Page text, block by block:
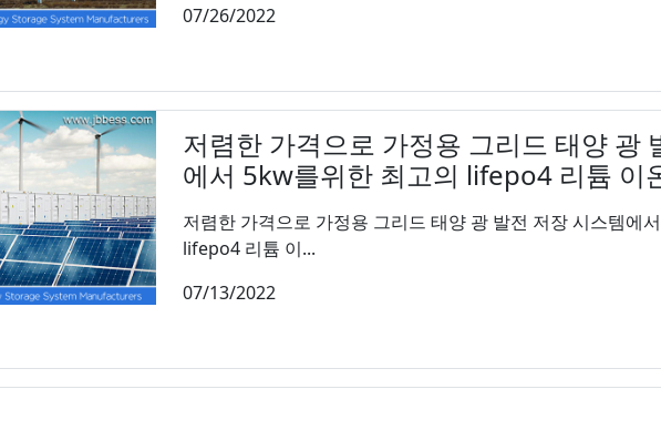
07/26/2022
저렴한 가격으로 가정용 그리드 태양 광
에서 5kw를위한 최고의 lifepo4 리튬 이
저렴한 가격으로 가정용 그리드 태양 광 발전 저장 시스템에
lifepo4 리튬 이...
07/13/2022